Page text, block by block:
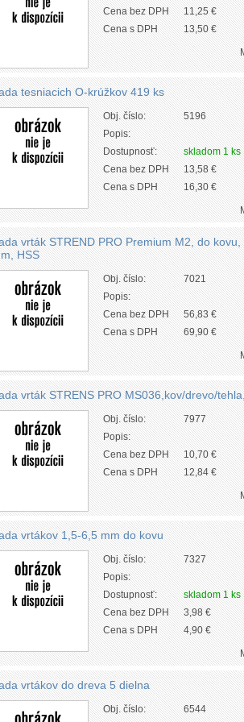
Cena bez DPH
11,25 €
Cena s DPH
13,50 €
tesniacich O-krúžkov 419 ks
Obj. číslo:
5196
Popis:
Dostupnosť:
skladom 1 ks
Cena bez DPH
13,58 €
Cena s DPH
16,30 €
vrták STREND PRO Premium M2, do
HSS
Obj. číslo:
7021
Popis:
Cena bez DPH
56,83 €
Cena s DPH
69,90 €
vrták STRENS PRO MS036,kov/drevo/
Obj. číslo:
7977
Popis:
Cena bez DPH
10,70 €
Cena s DPH
12,84 €
vrtákov 1,5-6,5 mm do kovu
Obj. číslo:
7327
Popis:
Dostupnosť:
skladom 1 ks
Cena bez DPH
3,98 €
Cena s DPH
4,90 €
vrtákov do dreva 5 dielna
Obj. číslo:
6544